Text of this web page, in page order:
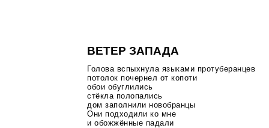
ВЕТЕР ЗАПАДА
Голова вспыхнула языками протуберанцев
потолок почернел от копоти
обои обуглились
стёкла полопались
дом заполнили новобранцы
Они подходили ко мне
и обожжённые падали